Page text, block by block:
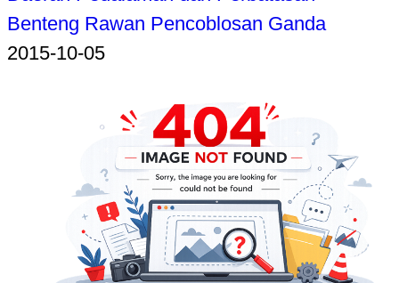
Benteng Rawan Pencoblosan Ganda
2015-10-05